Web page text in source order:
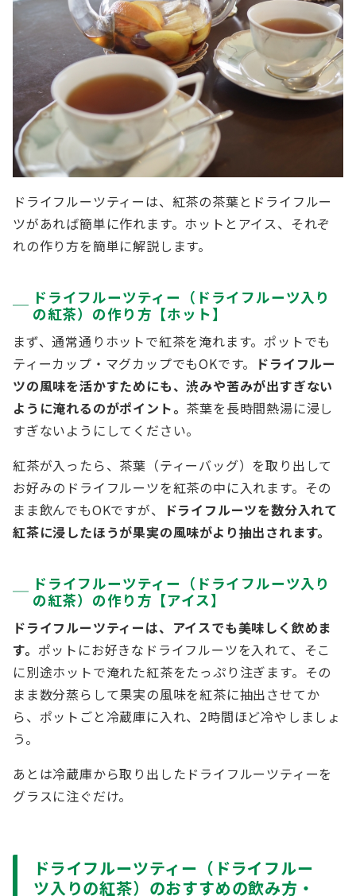
ドライフルーツティーは、紅茶の茶葉とドライフルー
ツがあれば簡単に作れます。ホットとアイス、それぞ
れの作り方を簡単に解説します。
ドライフルーツティー（ドライフルーツ入り
の紅茶）の作り方【ホット】
まず、通常通りホットで紅茶を淹れます。ポットでも
ティーカップ・マグカップでもOKです。
ドライフルー
ツの風味を活かすためにも、渋みや苦みが出すぎない
ように淹れるのがポイント。 茶葉を長時間熱湯に浸し
すぎないようにしてください。
紅茶が入ったら、茶葉（ティーバッグ）を取り出して
お好みのドライフルーツを紅茶の中に入れます。その
まま飲んでもOKですが、
ドライフルーツを数分入れて
紅茶に浸したほうが果実の風味がより抽出されます。
ドライフルーツティー（ドライフルーツ入り
の紅茶）の作り方【アイス】
ドライフルーツティーは、アイスでも美味しく飲めま
す。 ポットにお好きなドライフルーツを入れて、そこ
に別途ホットで淹れた紅茶をたっぷり注ぎます。その
まま数分蒸らして果実の風味を紅茶に抽出させてか
ら、ポットごと冷蔵庫に入れ、2時間ほど冷やしましょ
う。
あとは冷蔵庫から取り出したドライフルーツティーを
グラスに注ぐだけ。
ドライフルーツティー（ドライフルー
ツ入りの紅茶）のおすすめの飲み方・